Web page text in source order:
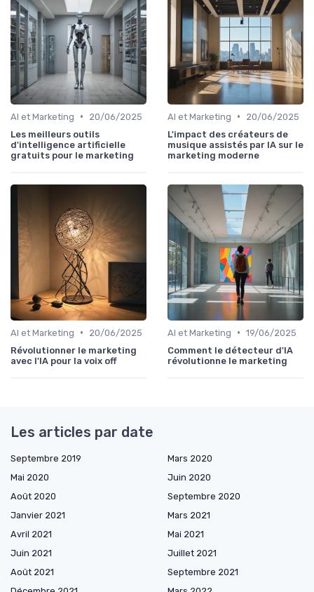
AI et Marketing •
20/06/2025
Les meilleurs outils
d'intelligence artificielle
gratuits pour le marketing
AI et Marketing •
20/06/2025
L'impact des créateurs de
musique assistés par IA sur le
marketing moderne
AI et Marketing •
20/06/2025
Révolutionner le marketing
avec l'IA pour la voix off
AI et Marketing • 19/06/2025
Comment le détecteur d'IA
révolutionne le marketing
Les articles par date
Septembre 2019
Mars 2020
Mai 2020
Juin 2020
Août 2020
Septembre 2020
Janvier 2021
Mars 2021
Avril 2021
Mai 2021
Juin 2021
Juillet 2021
Août 2021
Septembre 2021